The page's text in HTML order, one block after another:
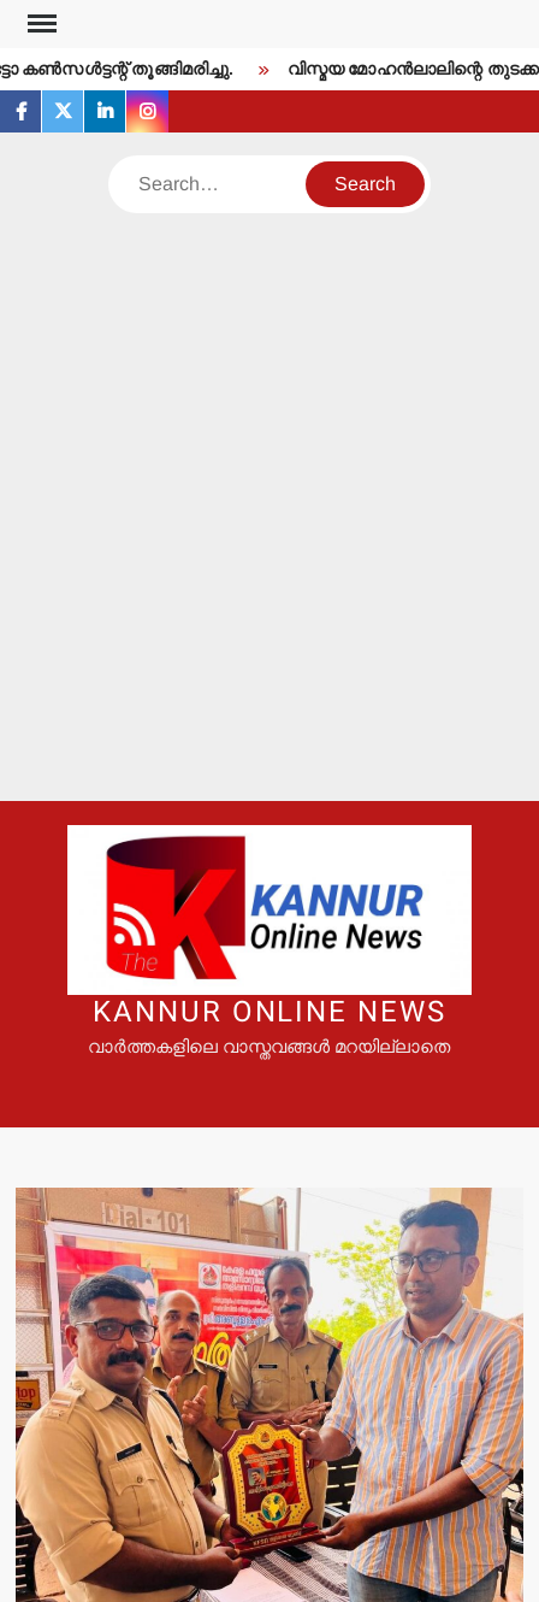
Skip
content
കണ്‍സള്‍ട്ടന്റ് തൂങ്ങിമരിച്ചു. വിസ്മയ മോഹന്‍ലാലിന്റെ തുടക്കം
facebook
twitterlinkedininstagram
Search
KANNUR ONLINE NEWS
വാർത്തകളിലെ വാസ്തവങ്ങൾ മറയില്ലാതെ